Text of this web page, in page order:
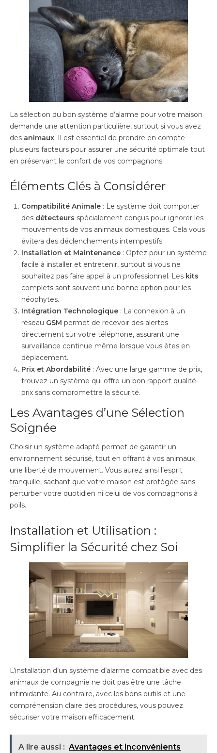
La sélection du bon système d’alarme pour votre maison
demande une attention particulière, surtout si vous avez
des animaux. Il est essentiel de prendre en compte
plusieurs facteurs pour assurer une sécurité optimale tout
en préservant le confort de vos compagnons.
Éléments Clés à Considérer
Compatibilité Animale : Le système doit comporter
des détecteurs spécialement conçus pour ignorer les
mouvements de vos animaux domestiques. Cela vous
évitera des déclenchements intempestifs.
Installation et Maintenance : Optez pour un système
facile à installer et entretenir, surtout si vous ne
souhaitez pas faire appel à un professionnel. Les kits
complets sont souvent une bonne option pour les
néophytes.
Intégration Technologique : La connexion à un
réseau GSM permet de recevoir des alertes
directement sur votre téléphone, assurant une
surveillance continue même lorsque vous êtes en
déplacement.
Prix et Abordabilité : Avec une large gamme de prix,
trouvez un système qui offre un bon rapport qualité-
prix sans compromettre la sécurité.
Les Avantages d’une Sélection
Soignée
Choisir un système adapté permet de garantir un
environnement sécurisé, tout en offrant à vos animaux
une liberté de mouvement. Vous aurez ainsi l’esprit
tranquille, sachant que votre maison est protégée sans
perturber votre quotidien ni celui de vos compagnons à
poils.
Installation et Utilisation :
Simplifier la Sécurité chez Soi
L’installation d’un système d’alarme compatible avec des
animaux de compagnie ne doit pas être une tâche
intimidante. Au contraire, avec les bons outils et une
compréhension claire des procédures, vous pouvez
sécuriser votre maison efficacement.
A lire aussi : Avantages et inconvénients